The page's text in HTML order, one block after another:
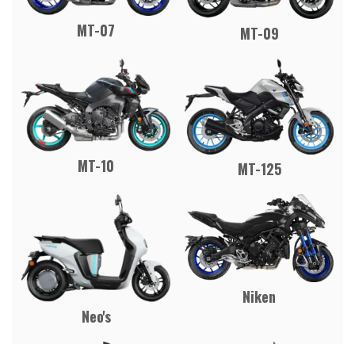
MT-07 MT-09
MT-10 MT-125
Neo's
Niken